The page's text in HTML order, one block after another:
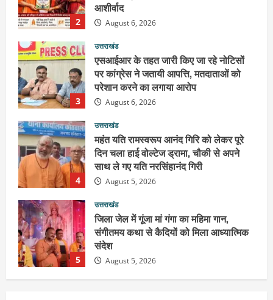
3
उत्तराखंड
एसआईआर के तहत जारी किए जा रहे नोटिसों
पर कांग्रेस ने जतायी आपत्ति, मतदाताओं को
परेशान करने का लगाया आरोप
August 6, 2026
4
उत्तराखंड
महंत यति रामस्वरूप आनंद गिरि को लेकर पूरे
दिन चला हाई वोल्टेज ड्रामा, चौकी से अपने
साथ ले गए यति नरसिंहानंद गिरी
August 5, 2026
5
उत्तराखंड
जिला जेल में गूंजा मां गंगा का महिमा गान,
संगीतमय कथा से कैदियों को मिला आध्यात्मिक
संदेश
August 5, 2026
उत्तराखंड
हरिद्वार के नेताओं को कांग्रेस प्रदेश
कार्यकारिणी में बड़ी जिम्मेदारी, संगठन को मिले